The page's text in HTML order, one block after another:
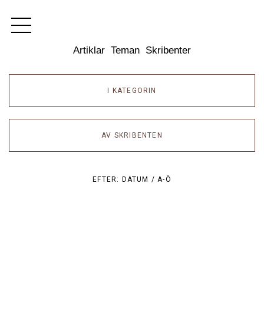
Artiklar Teman Skribenter
I KATEGORIN
AV SKRIBENTEN
EFTER: DATUM /A-Ö